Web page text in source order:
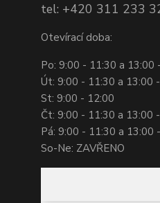
tel: +420 311 233
Otevírací doba:
Po: 9:00 - 11:30 a 13:00
Út: 9:00 - 11:30 a 13:00
St: 9:00 - 12:00
Čt: 9:00 - 11:30 a 13:00
Pá: 9:00 - 11:30 a 13:00
So-Ne: ZAVŘENO